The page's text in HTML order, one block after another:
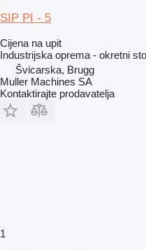
SIP PI - 5
Cijena na upit
Industrijska oprema - okretni
Švicarska, Brugg
Muller Machines SA
Kontaktirajte prodavatelja
1